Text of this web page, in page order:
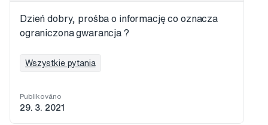
Dzień dobry, prośba o informację co oznacza
ograniczona gwarancja ?
Wszystkie pytania
Publikováno
29. 3. 2021